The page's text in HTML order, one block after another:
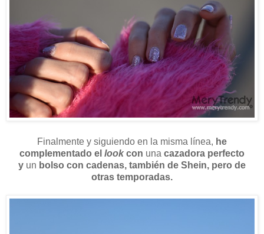
Finalmente y siguiendo en la misma línea, he
complementado el look con una cazadora perfecto
y un bolso con cadenas, también de Shein, pero de
otras temporadas.